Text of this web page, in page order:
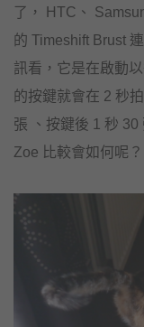
了， HTC、
的 Timeshift Brust
訊看，它是在啟動
的按鍵就會在 2 秒
張 、按鍵後 1 秒
Zoe 比較會如何呢？